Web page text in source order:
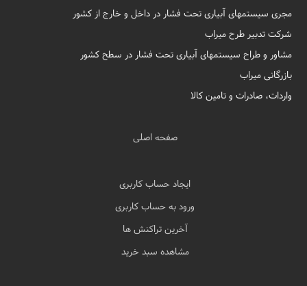
مجری سیستمهای آبیاری تحت فشار در داخل و خارج از کشور
شرکت تدبیر طرح میراب
مشاور و طراح سیستمهای آبیاری تحت فشار در سطح کشور
بازرگانی میراب
واردات، صادرات و تامین کالا
صفحه اصلی
ایجاد حساب کاربری
ورود به حساب کاربری
آخرین تراکنش ها
مشاهده سبد خرید